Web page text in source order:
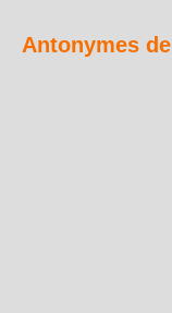
Antonymes de